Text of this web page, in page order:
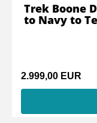
2.999,00 EUR
Trek Boone
to Navy to